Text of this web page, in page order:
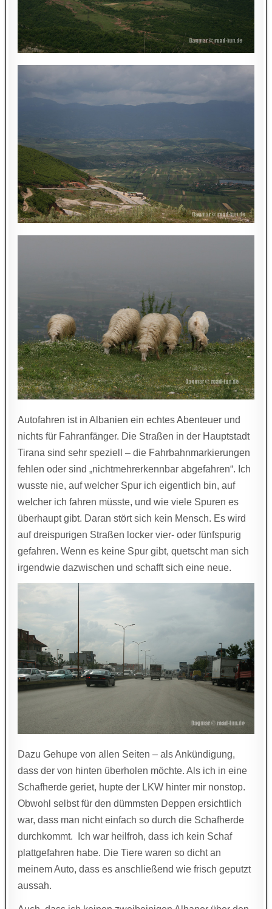
Autofahren ist in Albanien ein echtes Abenteuer und
nichts für Fahranfänger. Die Straßen in der Hauptstadt
Tirana sind sehr speziell – die Fahrbahnmarkierungen
fehlen oder sind „nichtmehrerkennbar abgefahren“. Ich
wusste nie, auf welcher Spur ich eigentlich bin, auf
welcher ich fahren müsste, und wie viele Spuren es
überhaupt gibt. Daran stört sich kein Mensch. Es wird
auf dreispurigen Straßen locker vier- oder fünfspurig
gefahren. Wenn es keine Spur gibt, quetscht man sich
irgendwie dazwischen und schafft sich eine neue.
Dazu Gehupe von allen Seiten – als Ankündigung,
dass der von hinten überholen möchte. Als ich in eine
Schafherde geriet, hupte der LKW hinter mir nonstop.
Obwohl selbst für den dümmsten Deppen ersichtlich
war, dass man nicht einfach so durch die Schafherde
durchkommt. Ich war heilfroh, dass ich kein Schaf
plattgefahren habe. Die Tiere waren so dicht an
meinem Auto, dass es anschließend wie frisch geputzt
aussah.